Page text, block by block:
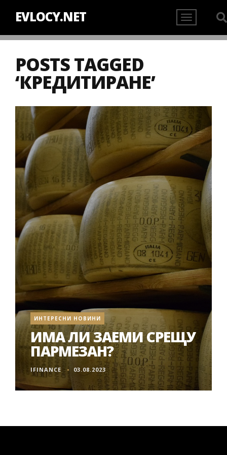
EVLOCY.NET
POSTS TAGGED
‘КРЕДИТИРАНЕ’
ИНТЕРЕСНИ НОВИНИ
ИМА ЛИ ЗАЕМИ СРЕЩУ
ПАРМЕЗАН?
IFINANCE 03.08.2023